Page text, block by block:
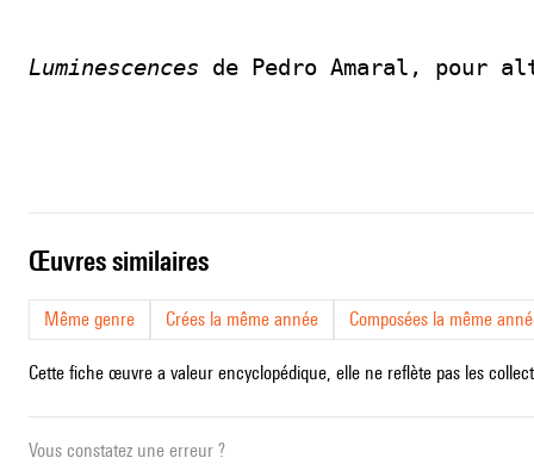
Luminescences de Pedro Amaral, pour
œuvres similaires
Même genre Crées la même année Composées la même
Cette fiche œuvre a valeur encyclopédique, elle ne reflète pas les
Vous constatez une erreur ?